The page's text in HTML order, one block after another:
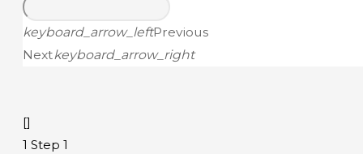
keyboard_arrow_leftPrevious
Nextkeyboard_arrow_right
[]
1 Step 1